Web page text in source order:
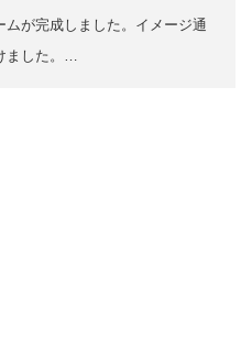
が完成しました。イメージ通
ました。…